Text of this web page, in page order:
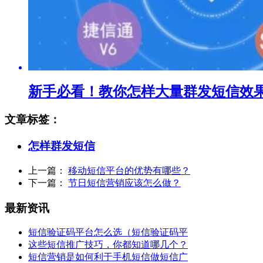
新手必看！教你怎样大量群发短信效
文章标签：
怎样群发短信
上一篇： 移动短信平台的优势有哪些？
下一篇： 节日短信营销应该怎么做？
最新资讯
短信验证码平台怎么选（短信验证码平
这些短信推广技巧，你都知道哪几个？
短信营销是如何利于手机短信做短信广